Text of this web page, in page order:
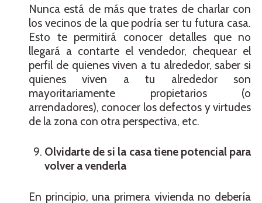
Nunca está de más que trates de charlar con
los vecinos de la que podría ser tu futura casa.
Esto te permitirá conocer detalles que no
llegará a contarte el vendedor, chequear el
perfil de quienes viven a tu alrededor, saber si
quienes viven a tu alrededor son
mayoritariamente propietarios (o
arrendadores), conocer los defectos y virtudes
de la zona con otra perspectiva, etc.
Olvidarte de si la casa tiene potencial para
volver a venderla
En principio, una primera vivienda no debería